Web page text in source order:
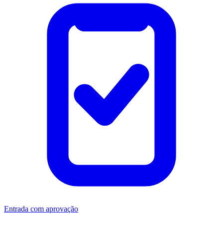
Entrada com aprovação